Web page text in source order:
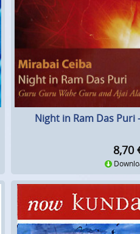
Night in Ram Das Puri
8,70